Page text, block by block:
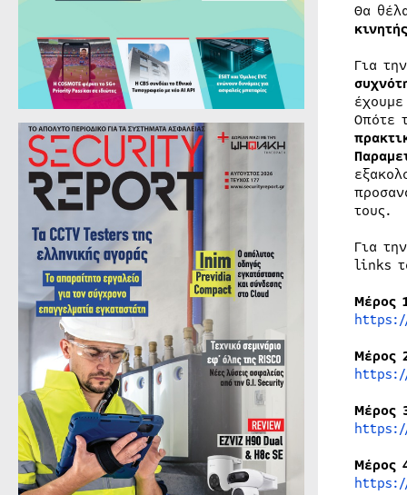
Θα
Για
Οπότε
τους.
Για
links
Μέρος
https://
Μέρος
Μέρος
Μέρος